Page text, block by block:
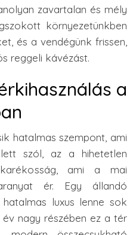
zavartalan és mély
környezetünkben
és a vendégünk frissen,
reggeli kávézást.
a
hatalmas szempont, ami
szól, az a hihetetlen
ami a mai
ér. Egy állandó
luxus lenne sok
év nagy részében ez a tér